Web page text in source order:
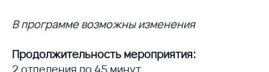
В программе возможны изменения
Продолжительность мероприятия:
2 отделения по 45 минут